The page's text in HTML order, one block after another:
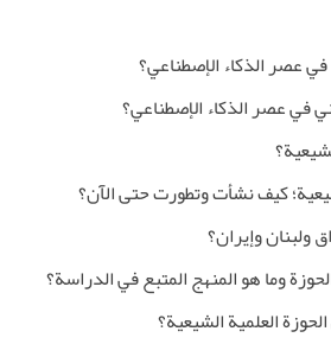
عصر الذكاء الإصطناعي؟
في عصر الذكاء الإصطناعي؟
كيف نشأت وتطورت حتى الآن؟
ولبنان وإيران؟
وما هو المنهج المتبع في الدراسة؟
العلمية الشيعية؟